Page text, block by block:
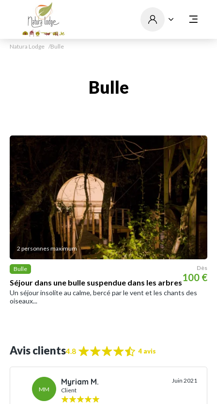
Natura Lodge Bulle
Bulle
2 personnes maximum
Bulle
Séjour dans une bulle suspendue dans les arbres
Dès
100 €
Un séjour insolite au calme, bercé par le vent et les chants des
oiseaux...
Avis clients4.8 4 avis
MM
Myriam M.
Client
Juin 2021